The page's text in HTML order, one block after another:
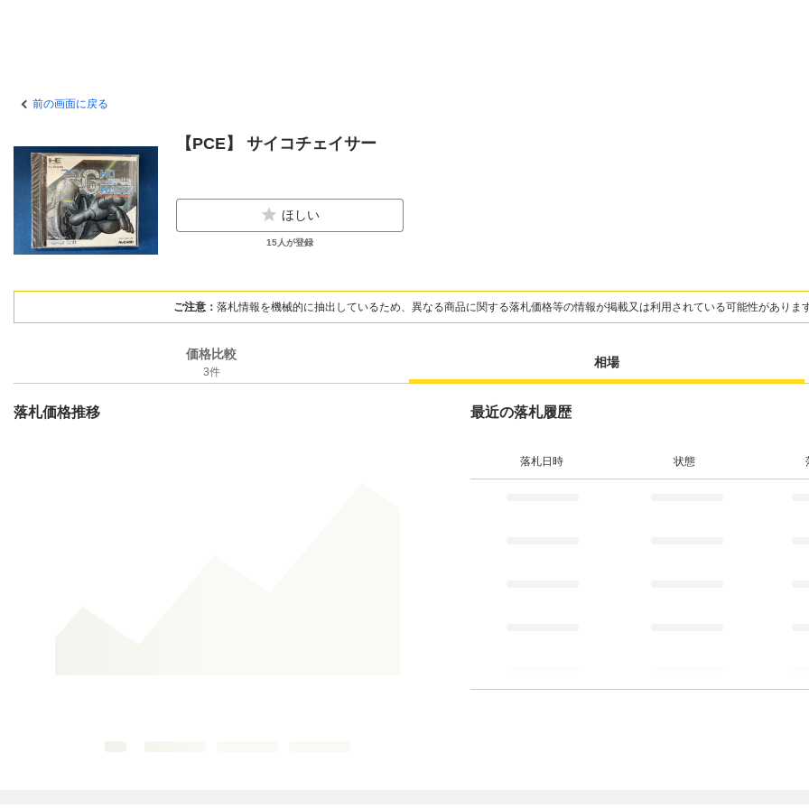
前の画面に戻る
【PCE】 サイコチェイサー
ほしい
15人が登録
ご注意： 落札情報を機械的に抽出しているため、異なる商品に関する落札価格等の情報が掲載又は利用されている可能性がありま
価格比較
3件
相場
落札価格推移 最近の落札履歴
落札日時 状態